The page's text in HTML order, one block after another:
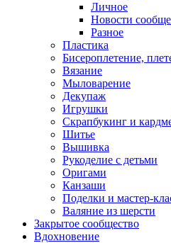
Личное
Новости
Разное
Пластика
Бисероплетение,
Вязание
Мыловарение
Декупаж
Игрушки
Скрапбукинг и
Шитье
Вышивка
Рукоделие с детьми
Оригами
Канзаши
Поделки и мастер-
Валяние из шерсти
Закрытое сообщество
Вдохновение